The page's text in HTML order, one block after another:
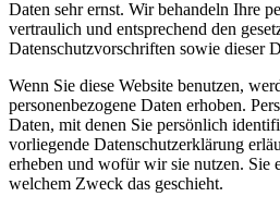
Daten sehr ernst. Wir behandeln Ihre
vertraulich und entsprechend den
Datenschutzvorschriften sowie dieser
Wenn Sie diese Website benutzen,
personenbezogene Daten erhoben.
Daten, mit denen Sie persönlich
vorliegende Datenschutzerklärung
erheben und wofür wir sie nutzen. Sie
welchem Zweck das geschieht.